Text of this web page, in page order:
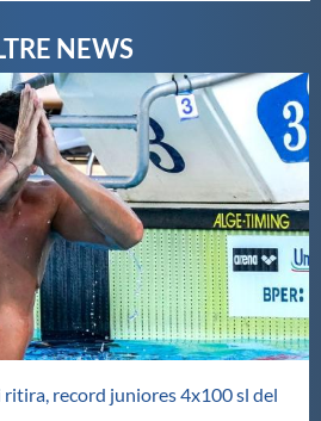
record juniores 4x100 sl del